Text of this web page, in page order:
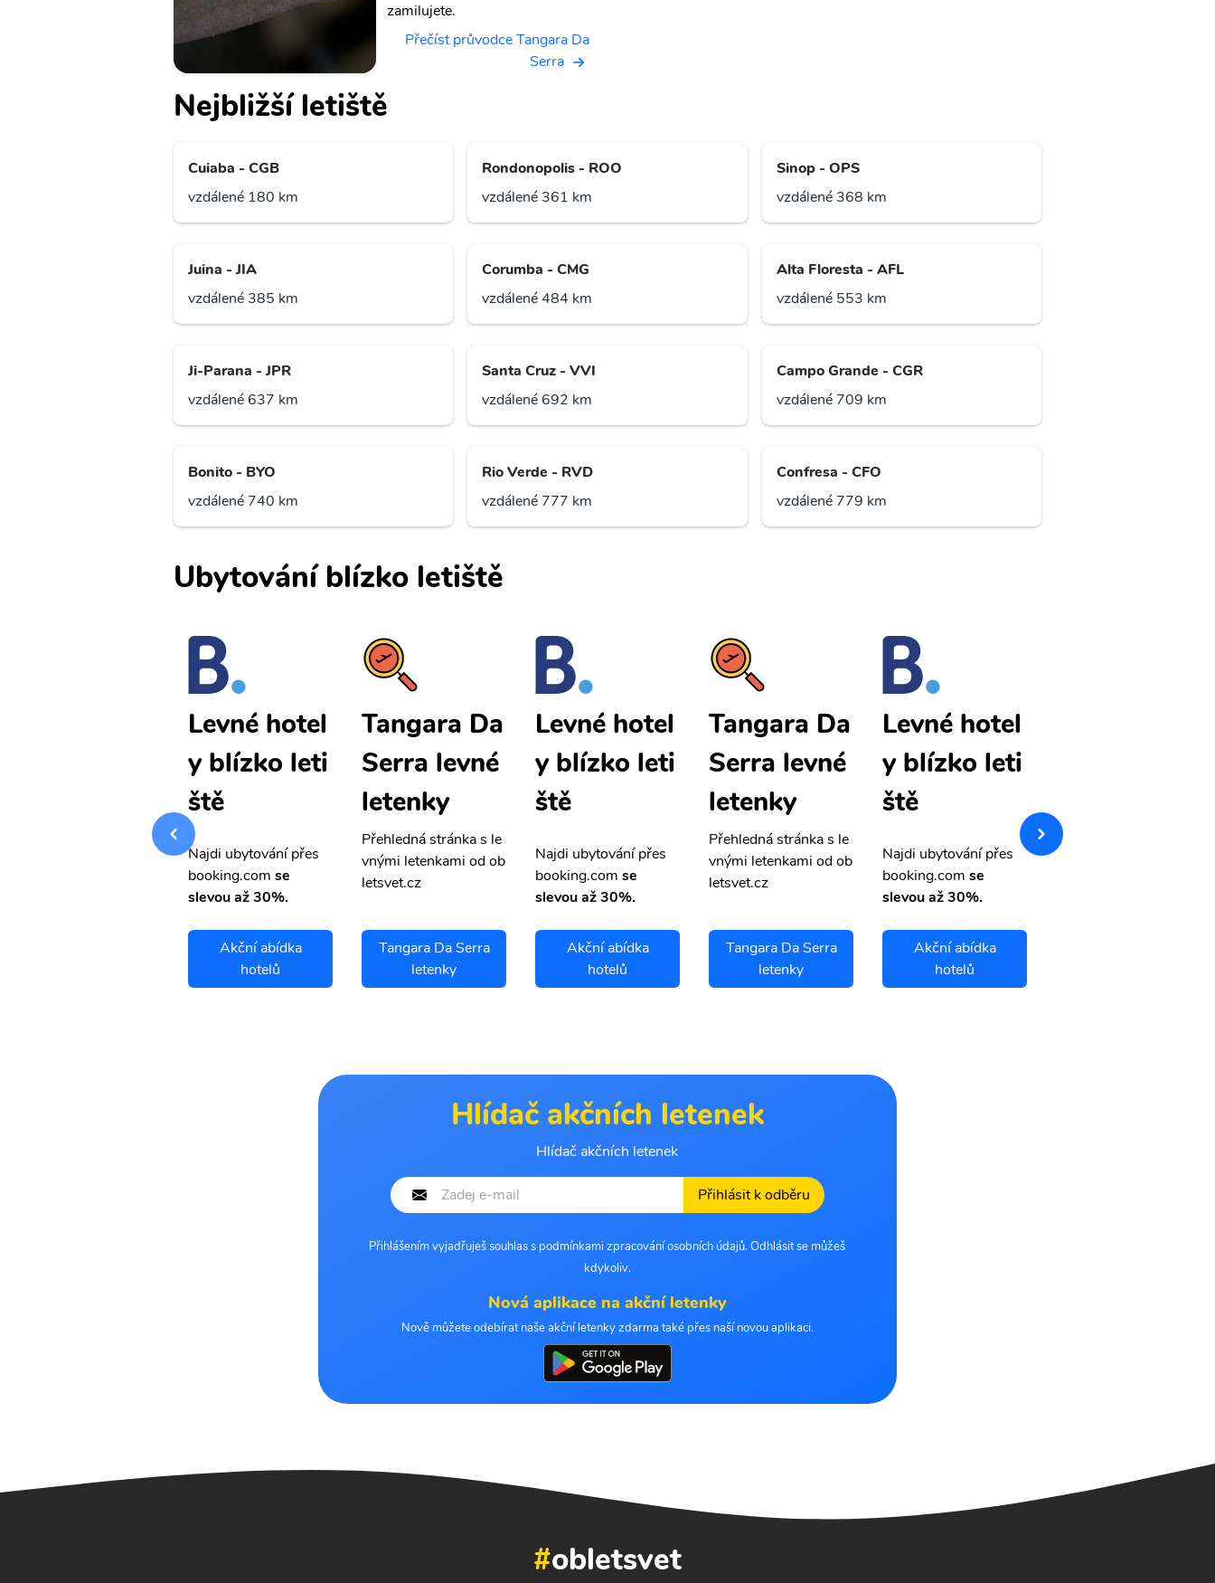
zamilujete.
Přečíst průvodce Tangara Da
Serra
Nejbližší letiště
Cuiaba - CGB
vzdálené 180 km
Rondonopolis - ROO
vzdálené 361 km
Sinop - OPS
vzdálené 368 km
Juina - JIA
vzdálené 385 km
Corumba - CMG
vzdálené 484 km
Alta Floresta - AFL
vzdálené 553 km
Ji-Parana - JPR
vzdálené 637 km
Santa Cruz - VVI
vzdálené 692 km
Campo Grande - CGR
vzdálené 709 km
Bonito - BYO
vzdálené 740 km
Rio Verde - RVD
vzdálené 777 km
Confresa - CFO
vzdálené 779 km
Ubytování blízko letiště
Přehledná stránka s le
Levné hotel
y blízko leti
ště
Najdi ubytování přes
booking.com se
slevou až 30%.
Akční abídka
hotelů
Tangara Da
Serra levné
letenky
Přehledná stránka s le
vnými letenkami od ob
letsvet.cz
Tangara Da Serra
letenky
Levné hotel
y blízko leti
ště
Najdi ubytování přes
booking.com se
slevou až 30%.
Akční abídka
hotelů
Tangara Da
Serra levné
letenky
Přehledná stránka s le
vnými letenkami od ob
letsvet.cz
Tangara Da Serra
letenky
Levné hotel
y blízko leti
ště
Najdi ubytování přes
booking.com se
slevou až 30%.
Akční abídka
hotelů
Přehledná stránka s le
Hlídač akčních letenek
Hlídač akčních letenek
Přihlásit k odběru
Přihlášením vyjadřuješ souhlas s podmínkami zpracování osobních údajů. Odhlásit se můžeš
kdykoliv.
Nová aplikace na akční letenky
Nově můžete odebírat naše akční letenky zdarma také přes naší novou aplikaci.
#obletsvet